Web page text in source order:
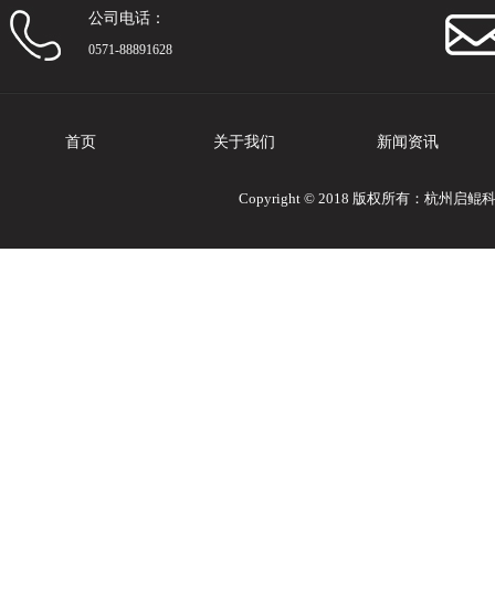
公司电话：
0571-88891628
首页 关于我们 新闻资讯
Copyright © 2018 版权所有：杭州启鲲